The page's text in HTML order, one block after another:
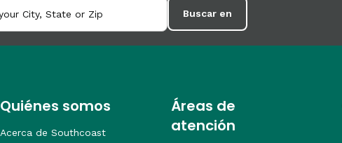
Buscar en
Quiénes somos
Acerca de Southcoast
Áreas de
atención